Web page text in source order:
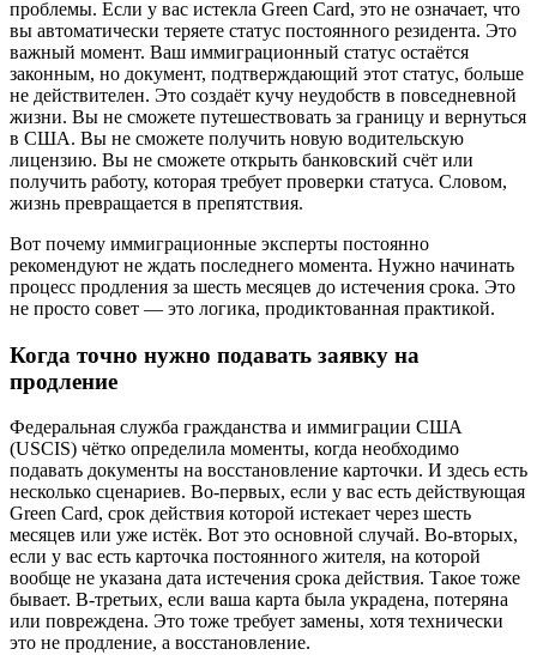
проблемы. Если у вас истекла Green Card, это не означает, что
вы автоматически теряете статус постоянного резидента. Это
важный момент. Ваш иммиграционный статус остаётся
законным, но документ, подтверждающий этот статус, больше
не действителен. Это создаёт кучу неудобств в повседневной
жизни. Вы не сможете путешествовать за границу и вернуться
в США. Вы не сможете получить новую водительскую
лицензию. Вы не сможете открыть банковский счёт или
получить работу, которая требует проверки статуса. Словом,
жизнь превращается в препятствия.
Вот почему иммиграционные эксперты постоянно
рекомендуют не ждать последнего момента. Нужно начинать
процесс продления за шесть месяцев до истечения срока. Это
не просто совет — это логика, продиктованная практикой.
Когда точно нужно подавать заявку на
продление
Федеральная служба гражданства и иммиграции США
(USCIS) чётко определила моменты, когда необходимо
подавать документы на восстановление карточки. И здесь есть
несколько сценариев. Во-первых, если у вас есть действующая
Green Card, срок действия которой истекает через шесть
месяцев или уже истёк. Вот это основной случай. Во-вторых,
если у вас есть карточка постоянного жителя, на которой
вообще не указана дата истечения срока действия. Такое тоже
бывает. В-третьих, если ваша карта была украдена, потеряна
или повреждена. Это тоже требует замены, хотя технически
это не продление, а восстановление.